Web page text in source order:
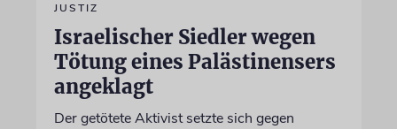
JUSTIZ
Israelischer Siedler wegen
Tötung eines Palästinensers
angeklagt
Der getötete Aktivist setzte sich gegen